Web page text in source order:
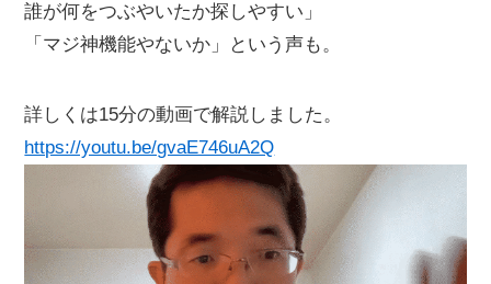
誰が何をつぶやいたか探しやすい」
「マジ神機能やないか」という声も。
詳しくは15分の動画で解説しました。
https://youtu.be/gvaE746uA2Q